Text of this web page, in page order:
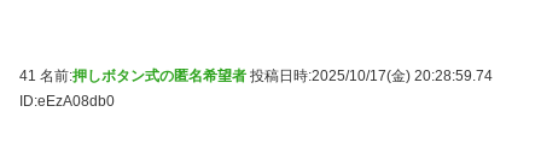
41 名前:押しボタン式の匿名希望者 投稿日時:2025/10/17(金) 20:28:59.74
ID:eEzA08db0